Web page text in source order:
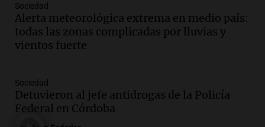
Audio.Córdoba jugará un papel clave en
la visita del Papa León XIV a Argentina
Panorama Federal
Audio.
con gol de Azcácibar en un sólido
desempeño del equipo
Sociedad
Alerta meteorológica extrema en medio país:
todas las zonas complicadas por lluvias y
vientos fuerte
Sociedad
Detuvieron al jefe antidrogas de la Policía
Federal en Córdoba